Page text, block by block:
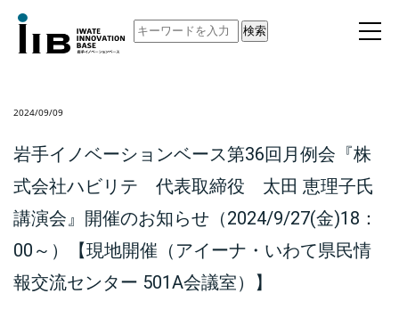
検索
2024/09/09
岩手イノベーションベース第36回月例会『株
式会社ハビリテ 代表取締役 太田 恵理子氏
講演会』開催のお知らせ（2024/9/27(金)18：
00～）【現地開催（アイーナ・いわて県民情
報交流センター 501A会議室）】